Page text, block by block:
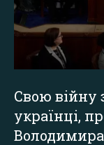
Свою війну
українці,
Володимира